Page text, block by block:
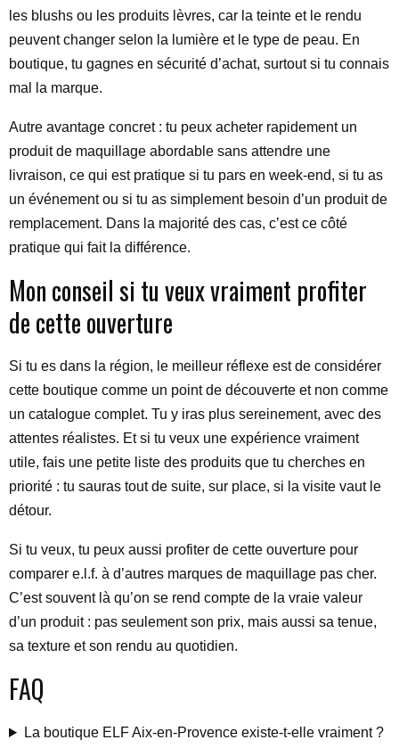
les blushs ou les produits lèvres, car la teinte et le rendu
peuvent changer selon la lumière et le type de peau. En
boutique, tu gagnes en sécurité d’achat, surtout si tu connais
mal la marque.
Autre avantage concret : tu peux acheter rapidement un
produit de maquillage abordable sans attendre une
livraison, ce qui est pratique si tu pars en week-end, si tu as
un événement ou si tu as simplement besoin d’un produit de
remplacement. Dans la majorité des cas, c’est ce côté
pratique qui fait la différence.
Mon conseil si tu veux vraiment profiter
de cette ouverture
Si tu es dans la région, le meilleur réflexe est de considérer
cette boutique comme un point de découverte et non comme
un catalogue complet. Tu y iras plus sereinement, avec des
attentes réalistes. Et si tu veux une expérience vraiment
utile, fais une petite liste des produits que tu cherches en
priorité : tu sauras tout de suite, sur place, si la visite vaut le
détour.
Si tu veux, tu peux aussi profiter de cette ouverture pour
comparer e.l.f. à d’autres marques de maquillage pas cher.
C’est souvent là qu’on se rend compte de la vraie valeur
d’un produit : pas seulement son prix, mais aussi sa tenue,
sa texture et son rendu au quotidien.
FAQ
La boutique ELF Aix-en-Provence existe-t-elle vraiment ?